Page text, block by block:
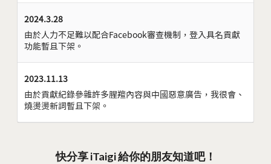
2024.3.28
由於人力不足難以配合Facebook審查機制，登入具名貢獻
功能暫且下架。
2023.11.13
由於貢獻紀錄參雜許多腥羶內容與中國惡意廣告，我很會、
燒燙燙新詞暫且下架。
快分享 iTaigi 給你的朋友知道吧！